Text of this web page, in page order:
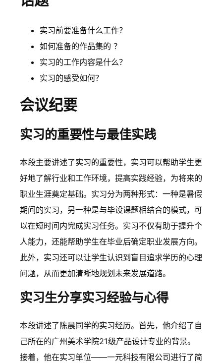
实习前要准备什么工作？
如何准备的作品集的 ？
实习的工作内容是什么？
实习的感受如何？
会议纪要
实习的重要性与最佳实践
本段主要讲述了实习的重要性，实习可以帮助学生更
好地了解行业和工作环境，提高实践经验，为将来的
职业生涯奠定基础。实习分为两种形式：一种是暑假
期间的实习，另一种是与毕设课题相结合的模式，可
以在短时间内完成实习任务。实习不仅有助于提升个
人能力，还能帮助学生在毕业后确定职业发展方向。
此外，实习还可以让学生认识到盲目追求学历的心理
问题，从而更加清晰地规划未来发展道路。
实习生分享实习经验与心得
本段讲述了陈晨同学的实习经历。首先，他介绍了自
己所在的广州美术学院21级产品设计专业的背景。
接着，他在实习单位——一元科技有限公司进行了简